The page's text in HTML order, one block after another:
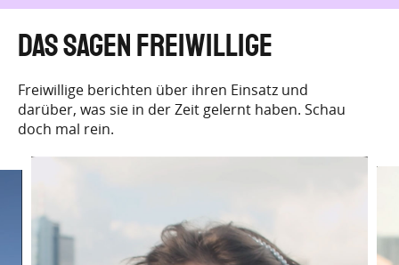
Das sagen Freiwillige
Freiwillige berichten über ihren Einsatz und
darüber, was sie in der Zeit gelernt haben. Schau
doch mal rein.